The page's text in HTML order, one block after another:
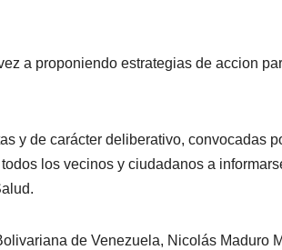
a proponiendo estrategias de accion
y de carácter deliberativo, convocadas
los vecinos y ciudadanos a
de Venezuela, Nicolás Maduro